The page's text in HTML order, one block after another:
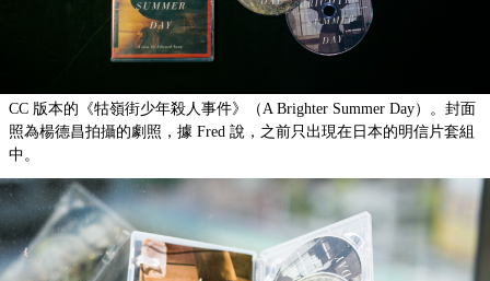
CC 版本的《牯嶺街少年殺人事件》（A Brighter Summer Day）。封面
照為楊德昌拍攝的劇照，據 Fred 說，之前只出現在日本的明信片套組
中。